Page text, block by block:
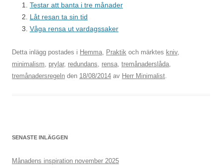
Testar att banta i tre månader
Låt resan ta sin tid
Våga rensa ut vardagssaker
Detta inlägg postades i Hemma Praktik och märktes kniv,
minimalism
prylar, redundans rensa tremånaderslåda
tremånadersregeln den 18/08/2014 av Herr Minimalist
SENASTE INLÄGGEN
Månadens inspiration november 2025